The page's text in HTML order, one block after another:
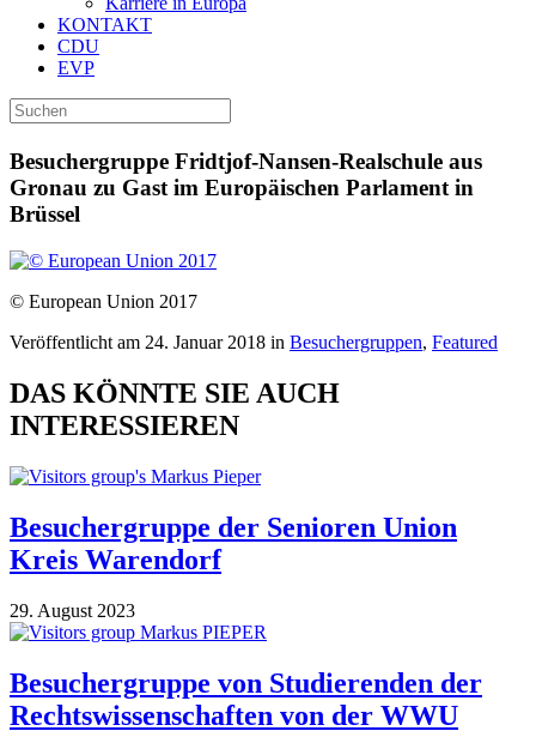
KONTAKT
CDU
EVP
Besuchergruppe Fridtjof-Nansen-Realschule aus
Gronau zu Gast im Europäischen Parlament in
Brüssel
© European Union 2017
Veröffentlicht am 24. Januar 2018 in Besuchergruppen, Featured
DAS KÖNNTE SIE AUCH
INTERESSIEREN
Besuchergruppe der Senioren Union
Kreis Warendorf
29. August 2023
Besuchergruppe von Studierenden der
Rechtswissenschaften von der WWU